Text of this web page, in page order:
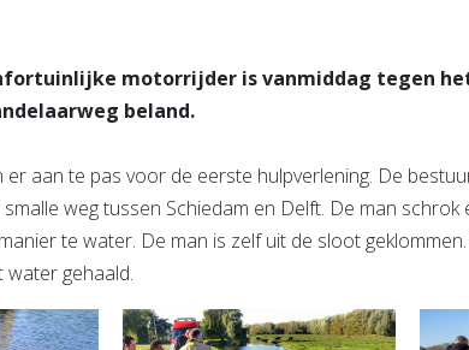
motorrijder is vanmiddag tegen
beland.
er aan te pas voor de eerste hulpverlening. De
weg tussen Schiedam en Delft. De man schrok
te water. De man is zelf uit de sloot
gehaald.